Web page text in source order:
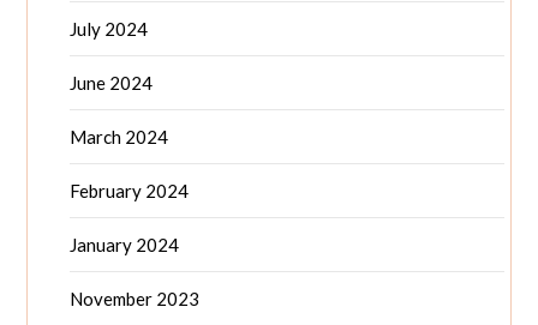
July 2024
June 2024
March 2024
February 2024
January 2024
November 2023